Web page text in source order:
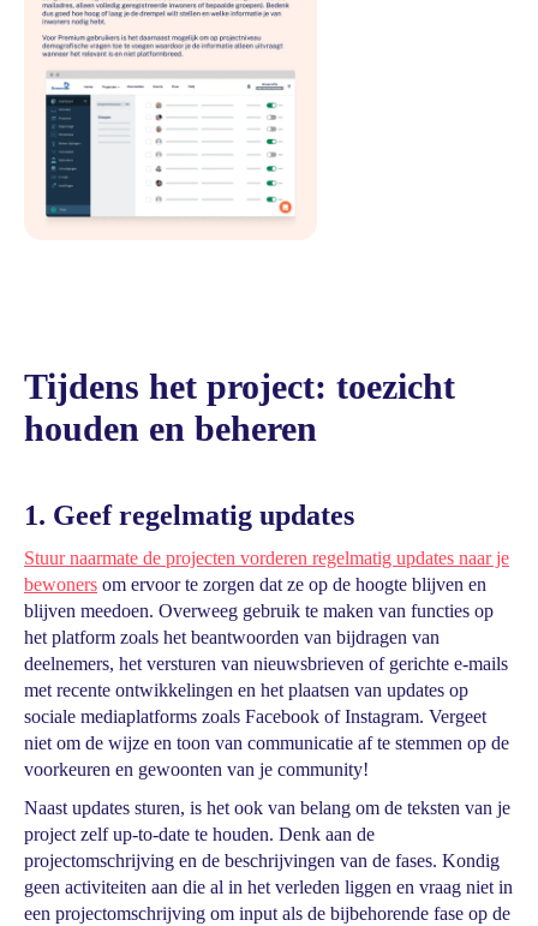
Tijdens het project: toezicht
houden en beheren
1. Geef regelmatig updates
Stuur naarmate de projecten vorderen regelmatig updates naar je
bewoners om ervoor te zorgen dat ze op de hoogte blijven en
blijven meedoen. Overweeg gebruik te maken van functies op
het platform zoals het beantwoorden van bijdragen van
deelnemers, het versturen van nieuwsbrieven of gerichte e-mails
met recente ontwikkelingen en het plaatsen van updates op
sociale mediaplatforms zoals Facebook of Instagram. Vergeet
niet om de wijze en toon van communicatie af te stemmen op de
voorkeuren en gewoonten van je community!
Naast updates sturen, is het ook van belang om de teksten van je
project zelf up-to-date te houden. Denk aan de
projectomschrijving en de beschrijvingen van de fases. Kondig
geen activiteiten aan die al in het verleden liggen en vraag niet in
een projectomschrijving om input als de bijbehorende fase op de